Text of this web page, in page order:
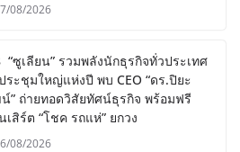
08/2026
“ซูเลียน” รวมพลังนักธุรกิจทั่วประเทศ
ระชุมใหญ่แห่งปี พบ CEO “ดร.ปิยะ
” ถ่ายทอดวิสัยทัศน์ธุรกิจ พร้อมฟรี
เสิร์ต “โชค รถแห่” ยกวง
08/2026